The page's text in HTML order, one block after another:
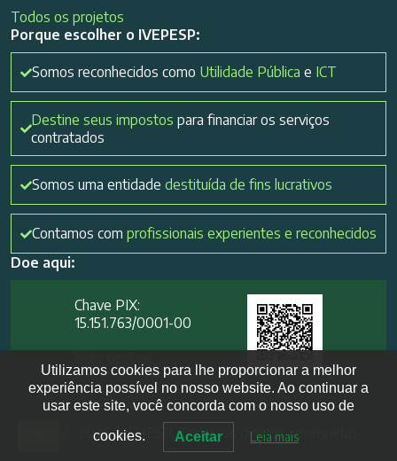
Todos os projetos
Porque escolher o IVEPESP:
Somos reconhecidos como Utilidade Pública e ICT
Destine seus impostos para financiar os serviços
contratados
Somos uma entidade destituída de fins lucrativos
Contamos com profissionais experientes e reconhecidos
Doe aqui:
Chave PIX:
15.151.763/0001-00​
2012- 2026 IVEPESP. Todos os direitos reservados
Utilizamos cookies para lhe proporcionar a melhor
experiência possível no nosso website. Ao continuar a
usar este site, você concorda com o nosso uso de
cookies. Aceitar Leia mais